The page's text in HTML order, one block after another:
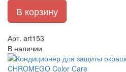
В корзину
Арт. art153
В наличии